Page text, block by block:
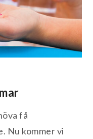
få
Nu kommer vi